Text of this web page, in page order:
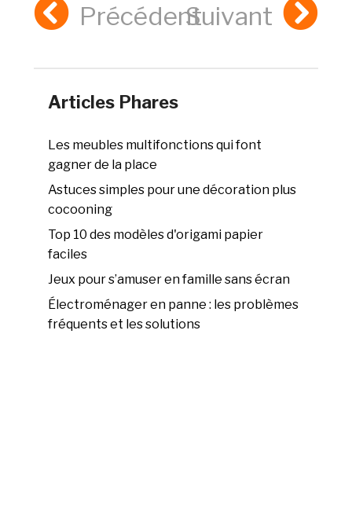
PrécédentSuivant
Articles Phares
Les meubles multifonctions qui font
gagner de la place
Astuces simples pour une décoration plus
cocooning
Top 10 des modèles d'origami papier
faciles
Jeux pour s’amuser en famille sans écran
Électroménager en panne : les problèmes
fréquents et les solutions